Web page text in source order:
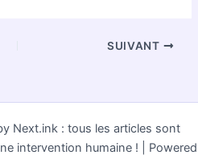
SUIVANT
Next.ink : tous les articles sont
intervention humaine ! | Powered